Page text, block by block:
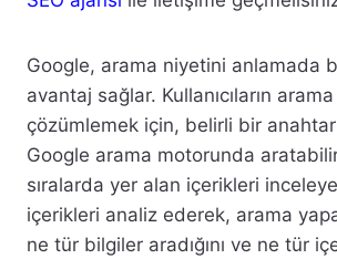
Google, arama niyetini anlamada
avantaj sağlar. Kullanıcıların
çözümlemek için, belirli bir
Google arama motorunda
sıralarda yer alan içerikleri
içerikleri analiz ederek, arama
ne tür bilgiler aradığını ve ne tür